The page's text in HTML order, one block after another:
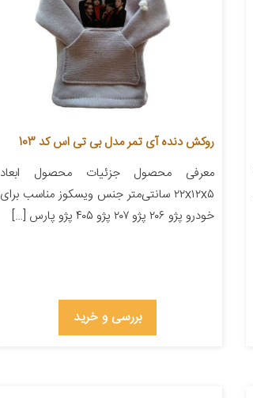
روکش دنده آی تمر مدل بی تی اس کد 103
معرفی محصول جزئیات محصول ابعاد
۲۲x۱۲x۵ سانتی‌متر جنس ویسکوز مناسب برای
خودرو پژو ۲۰۶ پژو ۲۰۷ پژو ۴۰۵ پژو پارس […]
بررسی و خرید